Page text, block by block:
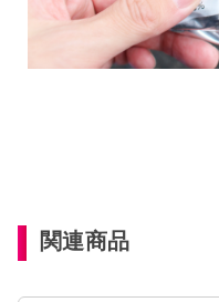
関連商品